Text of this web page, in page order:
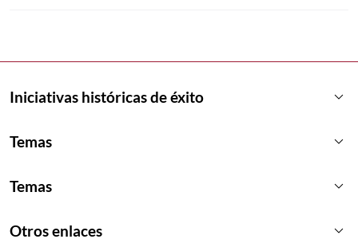
Iniciativas históricas de éxito keyboard_arrow_down
Temas keyboard_arrow_down
Temas keyboard_arrow_down
Otros enlaces keyboard_arrow_down